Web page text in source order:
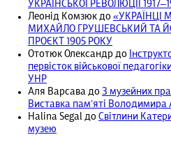
УКРАЇНСЬКОЇ РЕВОЛЮЦІЇ
Леонід Комзюк до «УКРАЇНЦІ
МИХАЙЛО ГРУШЕВСЬКИЙ ТА
ПРОЄКТ 1905 РОКУ
Ототюк Олександр до
первісток військової
УНР
Аля Варсава до З музейних
Виставка пам’яті Володимира
Halina Segal до Світлини
музею